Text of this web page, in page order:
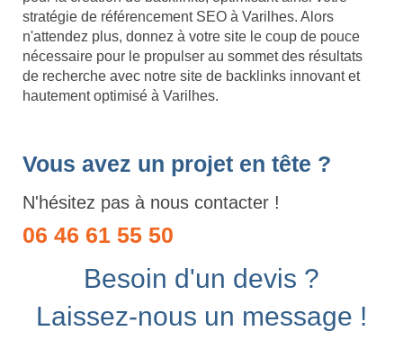
stratégie de référencement SEO à Varilhes. Alors
n'attendez plus, donnez à votre site le coup de pouce
nécessaire pour le propulser au sommet des résultats
de recherche avec notre site de backlinks innovant et
hautement optimisé à Varilhes.
Vous avez un projet en tête ?
N'hésitez pas à nous contacter !
06 46 61 55 50
Besoin d'un devis ?
Laissez-nous un message !